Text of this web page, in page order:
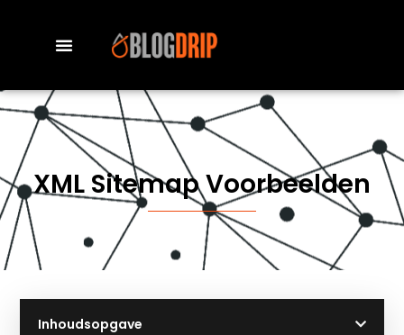
XML Sitemap Voorbeelden
Inhoudsopgave